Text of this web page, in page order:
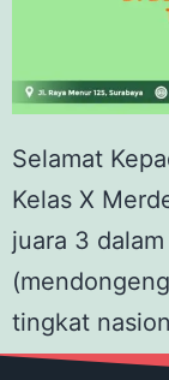
Selamat
Kelas X
juara 3
tingkat